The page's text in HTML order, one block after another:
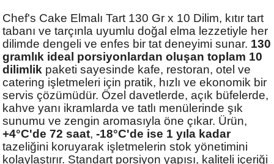
Chef's Cake Elmalı Tart 130 Gr x 10 Dilim, kıtır tart
tabanı ve tarçınla uyumlu doğal elma lezzetiyle her
dilimde dengeli ve enfes bir tat deneyimi sunar. 130
gramlık ideal porsiyonlardan oluşan toplam 10
dilimlik paketi sayesinde kafe, restoran, otel ve
catering işletmeleri için pratik, hızlı ve ekonomik bir
servis çözümüdür. Özel davetlerde, açık büfelerde,
kahve yanı ikramlarda ve tatlı menülerinde şık
sunumu ve zengin aromasıyla öne çıkar. Ürün,
+4°C'de 72 saat, -18°C'de ise 1 yıla kadar
tazeliğini koruyarak işletmelerin stok yönetimini
kolaylaştırır. Standart porsiyon yapısı, kaliteli içeriği